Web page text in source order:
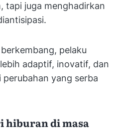
tapi juga menghadirkan
pelaku
adaptif, inovatif, dan
perubahan yang serba
hiburan di masa